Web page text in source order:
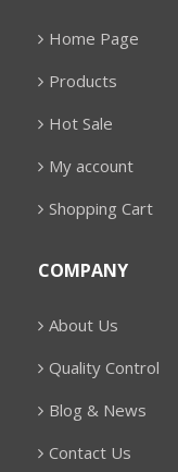
Home Page
Products
Hot Sale
My account
Shopping Cart
COMPANY
About Us
Quality Control
Blog & News
Contact Us